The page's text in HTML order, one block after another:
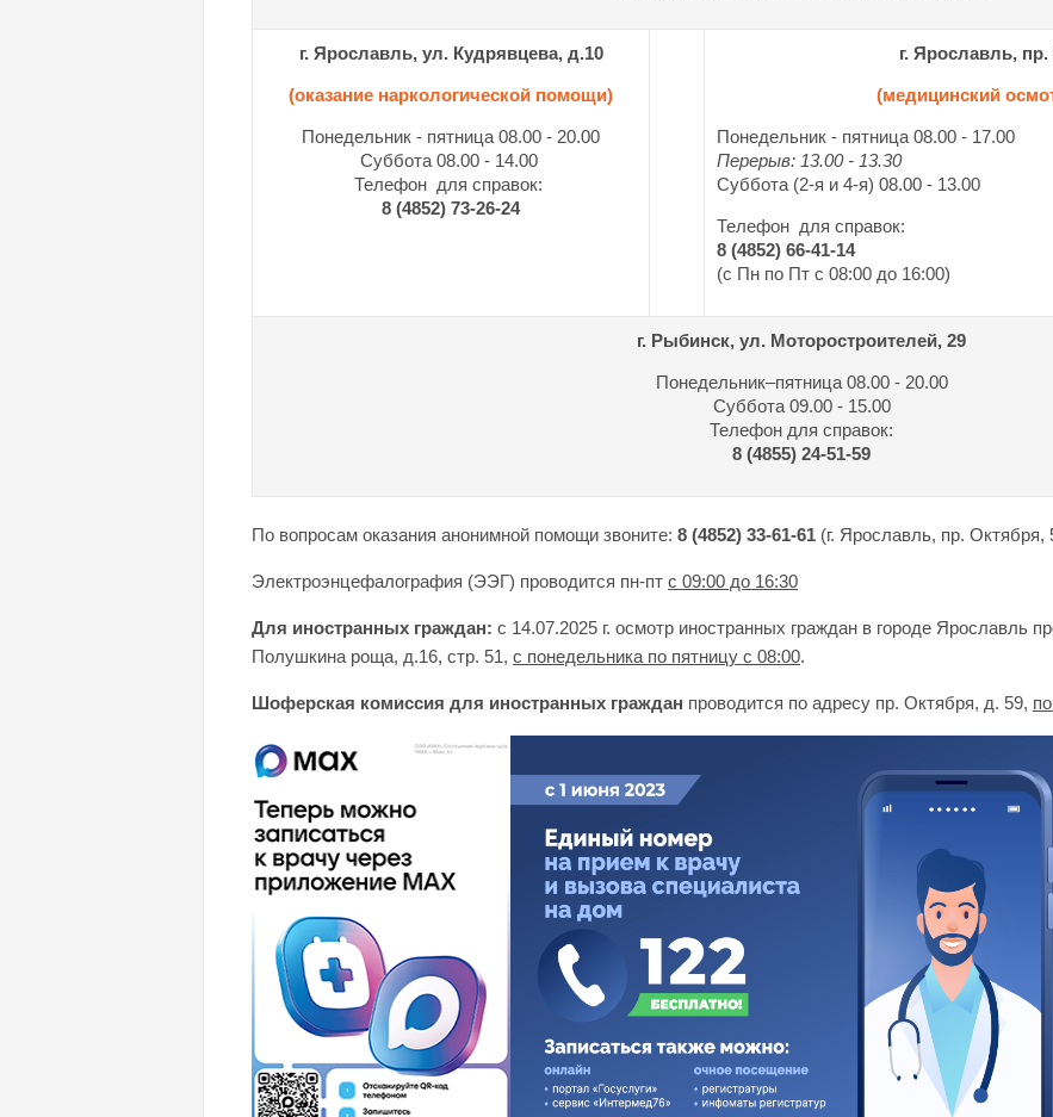
г. Ярославль, ул. Кудрявцева, д.10
(оказание наркологической помощи)
Понедельник - пятница 08.00 - 20.00
Суббота 08.00 - 14.00
Телефон для справок:
8 (4852) 73-26-24
г. Ярославль,
(медицинский
Понедельник - пятница 08.00 - 17.00
Перерыв: 13.00 - 13.30
Суббота (2-я и 4-я) 08.00 - 13.00
Телефон для справок:
8 (4852) 66-41-14
(с Пн по Пт с 08:00 до 16:00)
г. Рыбинск, ул. Моторостроителей, 29
Понедельник–пятница 08.00 - 20.00
Суббота 09.00 - 15.00
Телефон для справок:
8 (4855) 24-51-59
По вопросам оказания анонимной помощи звоните: 8 (4852) 33-61-61 (г. Ярославль, пр. Октября,
Электроэнцефалография (ЭЭГ) проводится пн-пт с 09:00 до 16:30
Для иностранных граждан: с 14.07.2025 г. осмотр иностранных граждан в городе Ярославль
Полушкина роща, д.16, стр. 51, с понедельника по пятницу с 08:00.
Шоферская комиссия для иностранных граждан проводится по адресу пр. Октября, д. 59,